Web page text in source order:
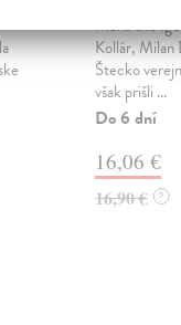
Mená ako
Kollár, Milan
Štecko
však prišli ...
Do 6 dní
16,06 €
16,90 € ?